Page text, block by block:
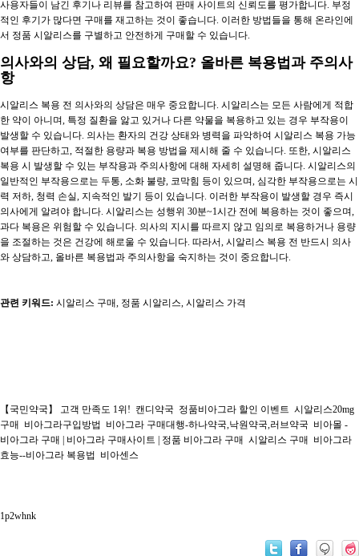
사용자들이 남긴 후기나 리뷰를 참고하여 판매 사이트의 신뢰도를 평가합니다. 부정
적인 후기가 많다면 구매를 재고하는 것이 좋습니다. 이러한 방법들을 통해 온라인에
서 정품 시알리스를 구별하고 안전하게 구매할 수 있습니다.
의사와의 상담, 왜 필요할까요? 올바른 복용법과 주의사
항
시알리스 복용 전 의사와의 상담은 매우 중요합니다. 시알리스는 모든 사람에게 적합
한 약이 아니며, 특정 질환을 앓고 있거나 다른 약물을 복용하고 있는 경우 부작용이
발생할 수 있습니다. 의사는 환자의 건강 상태와 병력을 파악하여 시알리스 복용 가능
여부를 판단하고, 적절한 용량과 복용 방법을 제시해 줄 수 있습니다. 또한, 시알리스
복용 시 발생할 수 있는 부작용과 주의사항에 대해 자세히 설명해 줍니다. 시알리스의
일반적인 부작용으로는 두통, 소화 불량, 코막힘 등이 있으며, 심각한 부작용으로는 시
력 저하, 청력 손실, 지속적인 발기 등이 있습니다. 이러한 부작용이 발생할 경우 즉시
의사에게 알려야 합니다. 시알리스는 성행위 30분~1시간 전에 복용하는 것이 좋으며,
과다 복용은 위험할 수 있습니다. 의사의 지시를 따르지 않고 임의로 복용하거나 용량
을 조절하는 것은 건강에 해로울 수 있습니다. 따라서, 시알리스 복용 전 반드시 의사
와 상담하고, 올바른 복용법과 주의사항을 숙지하는 것이 중요합니다.
관련 키워드: 시알리스 구매, 정품 시알리스, 시알리스 가격
【국민약국】 고객 만족도 1위! 캔디약국 정품비아그라 할인 이벤트 시알리스20mg
구매
비아그라구입방법 비아그라 구매대행-하나약국,낙원약국,러브약국 비아몰 -
비아그라 구매 | 비아그라 구매사이트 | 정품 비아그라 구매 시알리스 구매
비아그라
효능--비아그라 복용법
비아센스
1p2whnk